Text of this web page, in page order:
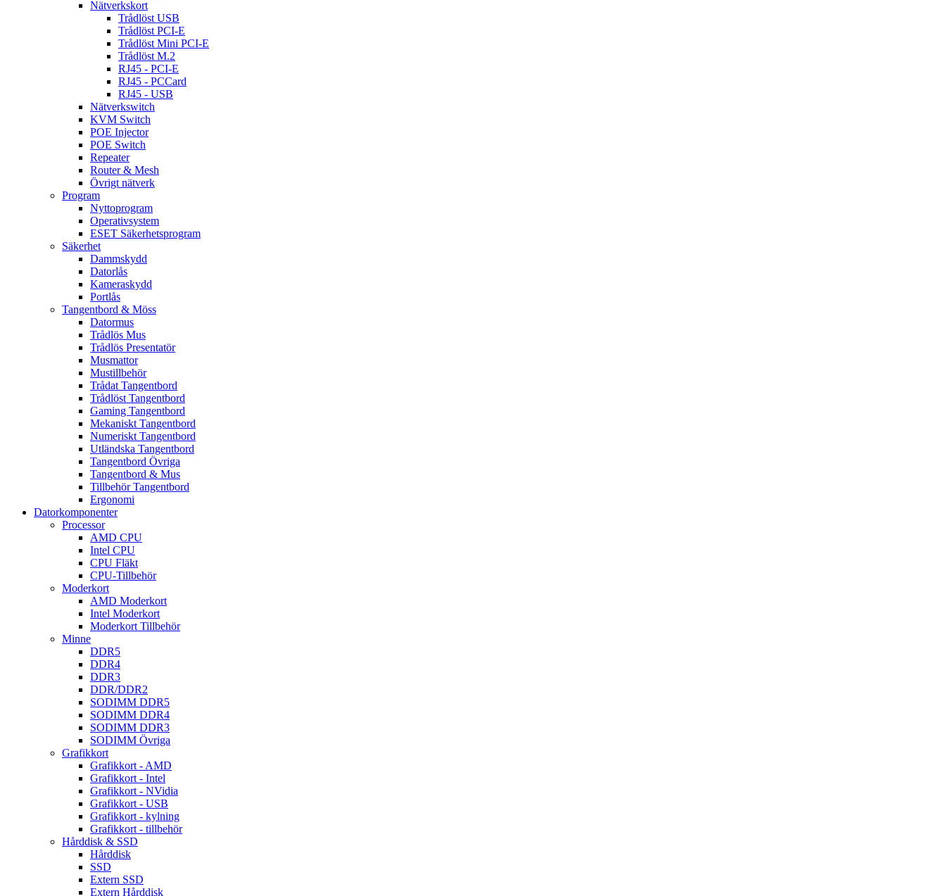
Nätverkskort
Trådlöst USB
Trådlöst PCI-E
Trådlöst Mini PCI-E
Trådlöst M.2
RJ45 - PCI-E
RJ45 - PCCard
RJ45 - USB
Nätverkswitch
KVM Switch
POE Injector
POE Switch
Repeater
Router & Mesh
Övrigt nätverk
Program
Nyttoprogram
Operativsystem
ESET Säkerhetsprogram
Säkerhet
Dammskydd
Datorlås
Kameraskydd
Portlås
Tangentbord & Möss
Datormus
Trådlös Mus
Trådlös Presentatör
Musmattor
Mustillbehör
Trådat Tangentbord
Trådlöst Tangentbord
Gaming Tangentbord
Mekaniskt Tangentbord
Numeriskt Tangentbord
Utländska Tangentbord
Tangentbord Övriga
Tangentbord & Mus
Tillbehör Tangentbord
Ergonomi
Datorkomponenter
Processor
AMD CPU
Intel CPU
CPU Fläkt
CPU-Tillbehör
Moderkort
AMD Moderkort
Intel Moderkort
Moderkort Tillbehör
Minne
DDR5
DDR4
DDR3
DDR/DDR2
SODIMM DDR5
SODIMM DDR4
SODIMM DDR3
SODIMM Övriga
Grafikkort
Grafikkort - AMD
Grafikkort - Intel
Grafikkort - NVidia
Grafikkort - USB
Grafikkort - kylning
Grafikkort - tillbehör
Hårddisk & SSD
Hårddisk
SSD
Extern SSD
Extern Hårddisk